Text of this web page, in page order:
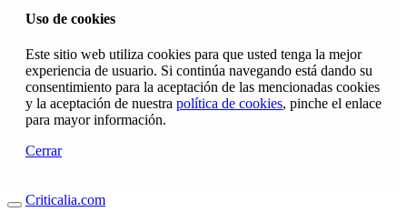
Uso de cookies
Este sitio web utiliza cookies para que usted tenga la mejor
experiencia de usuario. Si continúa navegando está dando su
consentimiento para la aceptación de las mencionadas cookies
y la aceptación de nuestra política de cookies, pinche el enlace
para mayor información.
Cerrar
Criticalia.com